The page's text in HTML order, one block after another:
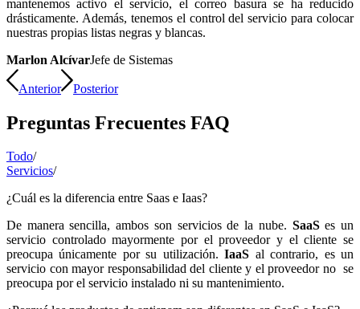
mantenemos activo el servicio, el correo basura se ha reducido
drásticamente. Además, tenemos el control del servicio para colocar
nuestras propias listas negras y blancas.
Marlon AlcívarJefe de Sistemas
Anterior Posterior
Preguntas Frecuentes FAQ
Todo/
Servicios/
¿Cuál es la diferencia entre Saas e Iaas?
De manera sencilla, ambos son servicios de la nube. SaaSes un
servicio controlado mayormente por el proveedor y el cliente se
preocupa únicamente por su utilización.IaaS al contrario, es un
servicio con mayor responsabilidad del cliente y el proveedor no se
preocupa por el servicio instalado ni su mantenimiento.